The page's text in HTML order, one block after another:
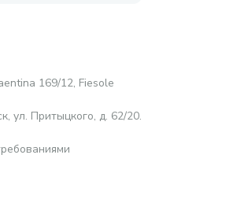
169/12, Fiesole
ул. Притыцкого, д. 62/20.